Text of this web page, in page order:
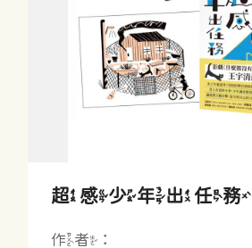
超感少年出任務
作者：